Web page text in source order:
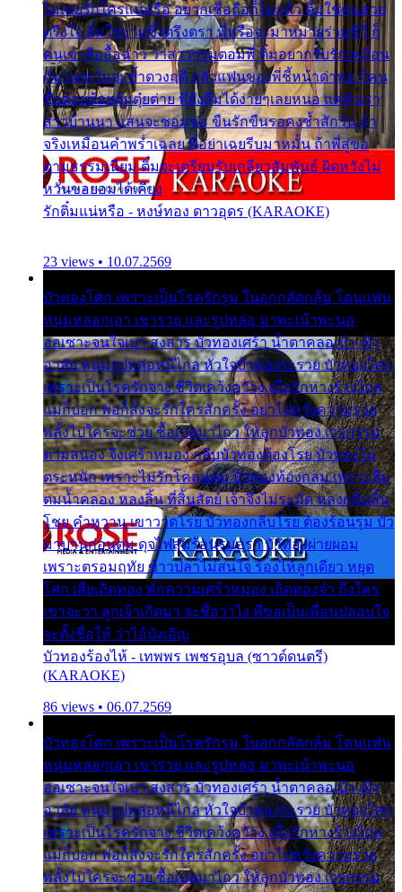
ไม่เคยรักใครแน่หรือ อยากเชื่อถือก็ไม่กล้า ติ๋มใช่คนสวย
ตรึงใจ ติ๋มใช่งามซึ้งตรึงตรา พี่หรือจะมาหมายร่วมชีวี ก็
คนเขาลืออื้อฉาว ว่าสาวๆรุมตอมพี่ ติ๋มอยากรับรักเหมือน
กัน แต่หวั่นจะช้ำดวงฤดี กลัวแฟนของพี่ชี้หน้าด่าทอ ก็คน
ชื่อต๋อยต้อยตุ้มตุ๋ยต่าย พี่ยังลืมได้ง่ายๆเลยหนอ แค่ตัวเรา
สาวบ้านนา แสนจะซอมซ่อ ขืนรักขืนรอคงช้ำสักวัน ถ้า
จริงเหมือนคำพร่ำเฉลย พี่อย่าเฉยรีบมาหมั้น ถ้าพี่สู่ขอ
ตามธรรมเนียม ติ๋มจะเตรียมรับเกลียวสัมพันธ์ ผิดหวังไม่
หวั่นขอยอมได้เคียง
รักติ๋มแน่หรือ - หงษ์ทอง ดาวอุดร (KARAOKE)
23 views • 10.07.2569
บัวทองโศก เพราะเป็นโรครักรุม ในอกกลัดกลุ้ม โดนแฟน
หนุ่มหลอกเอา เขารวย และรูปหล่อ มาพะเน้าพะนอ
ออเซาะจนใจเบา สงสาร บัวทองเศร้า น้ำตาคลอเบ้า เฝ้า
อาลัย หนุ่มรูปหล่อหนีไกล หัวใจบัวทองระรวย บัวทองโศก
เพราะเป็นโรครักจาง ชีวิตเคว้งคว้าง เมื่อรักห่างร้างไกล
แม่ก็บอก พ่อก็สั่งจะรักใครสักครั้ง อย่าไปหวังความรวย
พลั้งไปใครจะช่วย ซื้อเปลมาไกว ให้ลูกบัวทอง เวรกรรม
ตามสนอง จึงเศร้าหมอง กลีบบัวทองต้องโรย บัวทองไม่
ตระหนัก เพราะไม่รักโคลนตม บัวทองท้องกลม เพราะลืม
ตมน้ำคลอง หลงลิ้น ที่สิ้นสัตย์ เจ้าจึงไม่ระมัด หลงกลิ่นลิ้น
โชย คำหวาน เขาวาดโรย บัวทองกลีบโรย ต้องร้อนรุม บัว
มาบานก่อนตูม ดุจไฟสุมร้อนรุมอุรา บัวทองผ่ายผอม
เพราะตรอมฤทัย ข้าวปลาไม่สนใจ ร้องไห้ลูกเดียว หยุด
โศก เสียเถิดทอง พักความเศร้าหมอง เถิดทองจ๋า ถึงใคร
เขาจะว่า ลูกเจ้าเกิดมา จะชื่อว่าไง พี่ขอเป็นเพื่อนปลอบใจ
จะตั้งชื่อให้ ว่าไอ้บังเอิญ
บัวทองร้องไห้ - เทพพร เพชรอุบล (ซาวด์ดนตรี)
(KARAOKE)
86 views • 06.07.2569
บัวทองโศก เพราะเป็นโรครักรุม ในอกกลัดกลุ้ม โดนแฟน
หนุ่มหลอกเอา เขารวย และรูปหล่อ มาพะเน้าพะนอ
ออเซาะจนใจเบา สงสาร บัวทองเศร้า น้ำตาคลอเบ้า เฝ้า
อาลัย หนุ่มรูปหล่อหนีไกล หัวใจบัวทองระรวย บัวทองโศก
เพราะเป็นโรครักจาง ชีวิตเคว้งคว้าง เมื่อรักห่างร้างไกล
แม่ก็บอก พ่อก็สั่งจะรักใครสักครั้ง อย่าไปหวังความรวย
พลั้งไปใครจะช่วย ซื้อเปลมาไกว ให้ลูกบัวทอง เวรกรรม